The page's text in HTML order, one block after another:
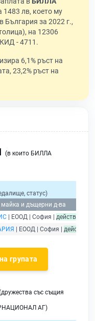
1483 лв, което му
България за 2022 г.,
на 12306
- 4711.
6,1% ръст на
23,2% ръст на
(в които БИЛЛА
статус)
майка и дъщерни д-ва
| ЕООД | София | действащ
| ЕООД | София | действащ
групата
със същия
АГ)